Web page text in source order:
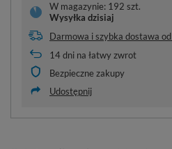
W magazynie: 192 szt.
Wysyłka dzisiaj
Darmowa i szybka dostawa od
14dni na łatwy zwrot
Bezpieczne zakupy
Udostępnij